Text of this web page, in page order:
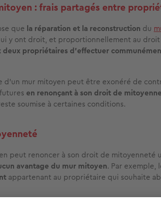
: frais partagés entre
que la réparation et la reconstruction du
y ont droit, et proportionnellement au droit
deux propriétaires d’effectuer
mur mitoyen peut être exonéré de
en renonçant à son droit de
soumise à certaines conditions.
peut renoncer à son droit de mitoyenneté
avantage du mur mitoyen. Par exemple,
appartenant au propriétaire qui souhaite